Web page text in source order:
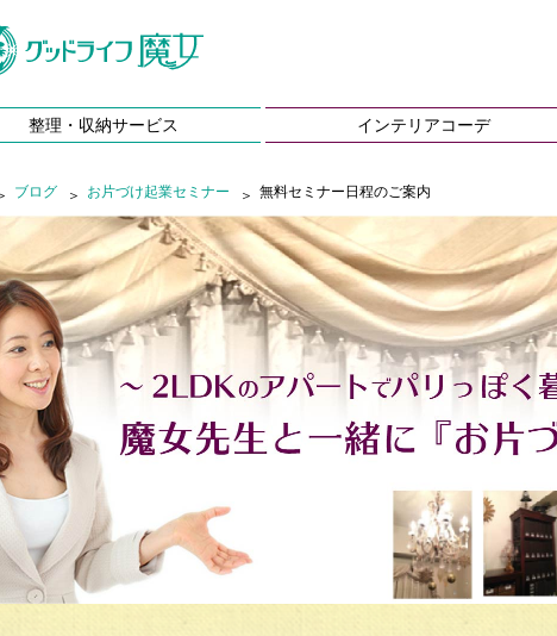
整理・収納サービス インテリアコーデ
ブログ お片づけ起業セミナー 無料セミナー日程のご案内